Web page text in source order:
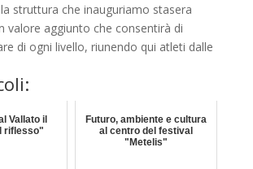
struttura che inauguriamo stasera
valore aggiunto che consentirà di
di ogni livello, riunendo qui atleti dalle
Vallato il
riflesso"
Futuro, ambiente e cultura
al centro del festival
"Metelis"